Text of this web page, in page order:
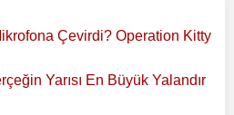
Çevirdi? Operation Kitty
Yarısı En Büyük Yalandır